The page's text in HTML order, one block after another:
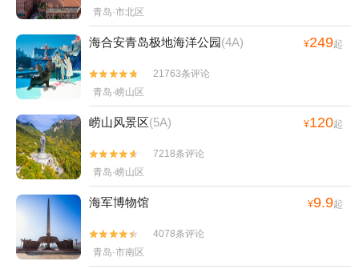
青岛·市北区
海合安青岛极地海洋公园(4A) ¥249起


21763条评论
青岛·崂山区
崂山风景区(5A) ¥120起


7218条评论
青岛·崂山区
海军博物馆 ¥9.9起


4078条评论
青岛·市南区